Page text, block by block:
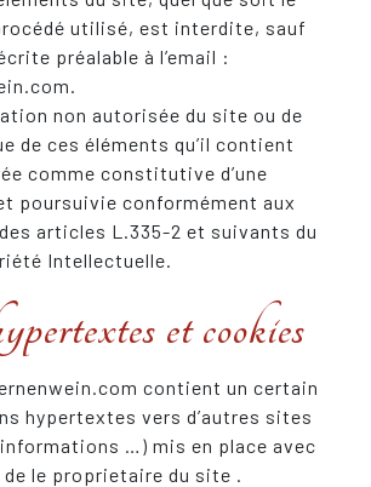
utilisé, est interdite, sauf
préalable à l’email :
non autorisée du site ou de
de ces éléments qu’il contient
comme constitutive d’une
poursuivie conformément aux
articles L.335-2 et suivants du
Intellectuelle.
et cookies
contient un certain
hypertextes vers d’autres sites
…) mis en place avec
le proprietaire du site .